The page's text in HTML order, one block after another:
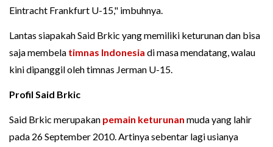
Eintracht Frankfurt U-15," imbuhnya.
Lantas siapakah Said Brkic yang memiliki keturunan dan bisa
saja membela timnas Indonesia di masa mendatang, walau
kini dipanggil oleh timnas Jerman U-15.
Profil Said Brkic
Said Brkic merupakan pemain keturunan muda yang lahir
pada 26 September 2010. Artinya sebentar lagi usianya